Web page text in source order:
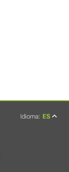
Idioma: ES